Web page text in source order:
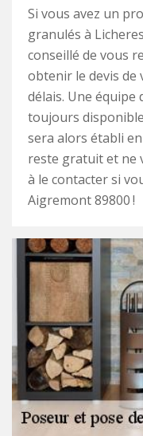
Si vous avez un
granulés à
conseillé de vous
obtenir le devis
délais. Une équipe
toujours
sera alors établi
reste gratuit et ne
à le contacter si
Aigremont 89800 !